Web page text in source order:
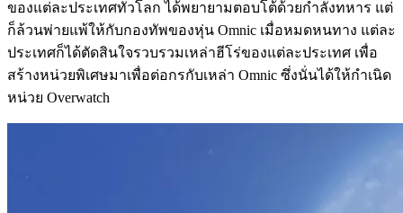
ของแต่ละประเทศทั่วโลก ได้พยายามตอบโต้ด้วยกำลังทหาร แต่
ก็ล้วนพ่ายแพ้ให้กับกองทัพของหุ่น Omnic เมื่อหมดหนทาง แต่ละ
ประเทศก็ได้ตัดสินใจรวบรวมเหล่าฮีโร่ของแต่ละประเทศ เพื่อ
สร้างหน่วยพิเศษมาเพื่อต่อกรกับเหล่า Omnic ซึ่งนั่นได้ให้กำเนิด
หน่วย Overwatch